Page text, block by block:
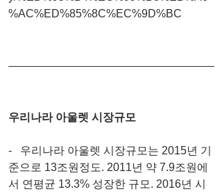
%AC%ED%85%8C%EC%9D%BC
우리나라 아울렛 시장규모
-   우리나라 아울렛 시장규모는 2015년 기
준으로 13조원정도. 2011년 약 7.9조원에
서 연평균 13.3% 성장한 규모. 2016년 시